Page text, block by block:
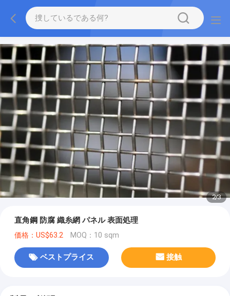
2/3
直角鋼 防腐 織糸網 パネル 表面処理
価格：US$63.2 MOQ：10 sqm
ベストプライス 接触